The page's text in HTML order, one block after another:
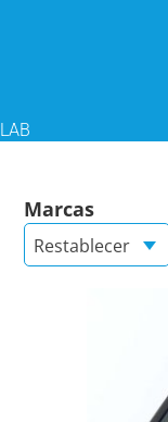
LAB
Marcas
Restablecer